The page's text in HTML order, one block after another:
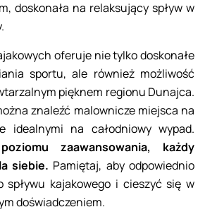
doskonała na relaksujący spływ w
oferuje nie tylko doskonałe
sportu, ale również możliwość
pięknem regionu Dunajca.
znaleźć malownicze miejsca na
idealnymi na całodniowy wypad.
zaawansowania, każdy
siebie. Pamiętaj, aby odpowiednio
spływu kajakowego i cieszyć się w
doświadczeniem.